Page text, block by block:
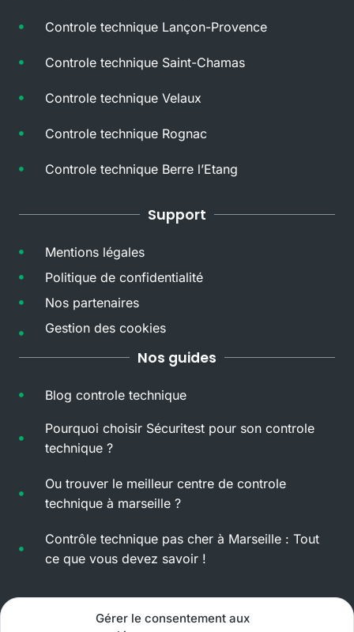
Gérer le consentement aux
Controle technique Lançon-Provence
Controle technique Saint-Chamas
Controle technique Velaux
Controle technique Rognac
Controle technique Berre l’Etang
Support
Mentions légales
Politique de confidentialité
Nos partenaires
Gestion des cookies
Nos guides
Blog controle technique
Pourquoi choisir Sécuritest pour son controle
technique ?
Ou trouver le meilleur centre de controle
technique à marseille ?
Contrôle technique pas cher à Marseille : Tout
ce que vous devez savoir !
Arrondissements